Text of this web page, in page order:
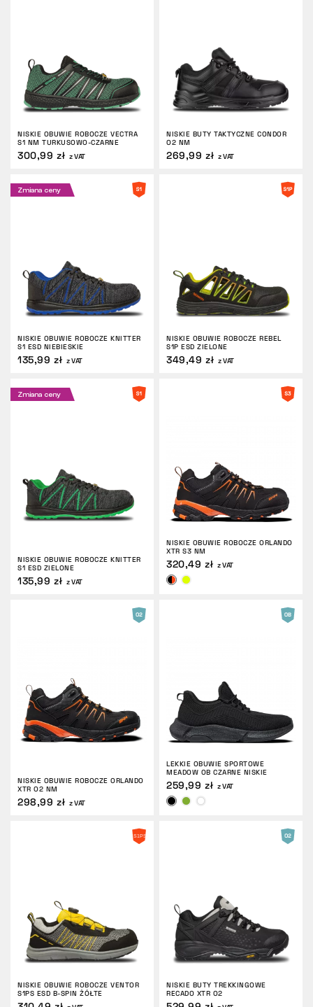
NISKIE OBUWIE ROBOCZE VECTRA
S1 NM TURKUSOWO-CZARNE
300,99 zł z VAT
NISKIE BUTY TAKTYCZNE CONDOR
O2 NM
269,99 zł z VAT
Zmiana ceny
NISKIE OBUWIE ROBOCZE KNITTER
S1 ESD NIEBIESKIE
135,99 zł z VAT
NISKIE OBUWIE ROBOCZE REBEL
S1P ESD ZIELONE
349,49 zł z VAT
Zmiana ceny
NISKIE OBUWIE ROBOCZE KNITTER
S1 ESD ZIELONE
135,99 zł z VAT
NISKIE OBUWIE ROBOCZE ORLANDO
XTR S3 NM
320,49 zł z VAT
NISKIE OBUWIE ROBOCZE ORLANDO
XTR O2 NM
298,99 zł z VAT
LEKKIE OBUWIE SPORTOWE
MEADOW OB CZARNE NISKIE
259,99 zł z VAT
NISKIE OBUWIE ROBOCZE VENTOR
S1PS ESD B-SPIN ŻÓŁTE
NISKIE BUTY TREKKINGOWE
RECADO XTR O2